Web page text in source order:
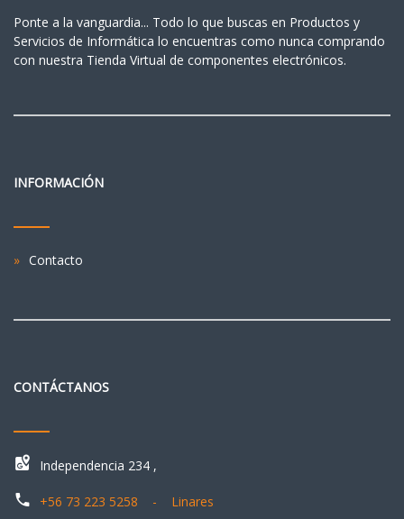
Ponte a la vanguardia... Todo lo que buscas en Productos y
Servicios de Informática lo encuentras como nunca comprando
con nuestra Tienda Virtual de componentes electrónicos.
INFORMACIÓN
Contacto
CONTÁCTANOS
Independencia 234 ,
+56 73 223 5258 - Linares